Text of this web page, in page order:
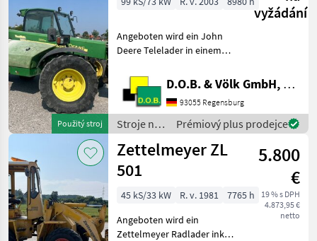
Použitý stroj
vyžádání
Angeboten wird ein John
Deere Telelader in einem
Zustand. Planettenantrieb
vorne links defekt Auspuff
abgerostet Sitz defekt inkl.
Palettegab
D.O.B. & Völk GmbH, Filiale Regensburg
93055 Regensburg
Stroje na
stavbu /
John
Deere
Prémiový plus prodejce
Zettelmeyer ZL
501
5.800
€
19 % s DPH
4.873,95 €
netto
45 kS/33 kW R. v. 1981
7765 h
Angeboten wird ein
Zettelmeyer Radlader inkl.